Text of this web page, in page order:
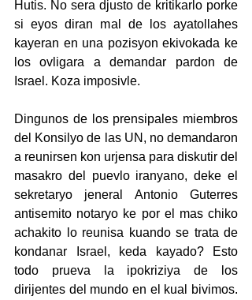
Hutis. No sera djusto de kritikarlo porke
si eyos diran mal de los ayatollahes
kayeran en una pozisyon ekivokada ke
los ovligara a demandar pardon de
Israel. Koza imposivle.
Dingunos de los prensipales miembros
del Konsilyo de las UN, no demandaron
a reunirsen kon urjensa para diskutir del
masakro del puevlo iranyano, deke el
sekretaryo jeneral Antonio Guterres
antisemito notaryo ke por el mas chiko
achakito lo reunisa kuando se trata de
kondanar Israel, keda kayado? Esto
todo prueva la ipokriziya de los
dirijentes del mundo en el kual bivimos.